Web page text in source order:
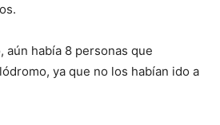
aún había 8 personas que
ya que no los habían ido a